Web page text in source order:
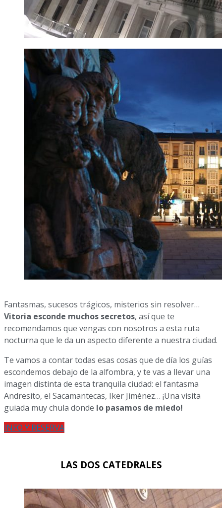
Fantasmas, sucesos trágicos, misterios sin resolver…
Vitoria esconde muchos secretos, así que te
recomendamos que vengas con nosotros a esta ruta
nocturna que le da un aspecto diferente a nuestra ciudad.
Te vamos a contar todas esas cosas que de día los guías
escondemos debajo de la alfombra, y te vas a llevar una
imagen distinta de esta tranquila ciudad: el fantasma
Andresito, el Sacamantecas, Iker Jiménez… ¡Una visita
guiada muy chula donde lo pasamos de miedo!
INFO Y RESERVA
LAS DOS CATEDRALES